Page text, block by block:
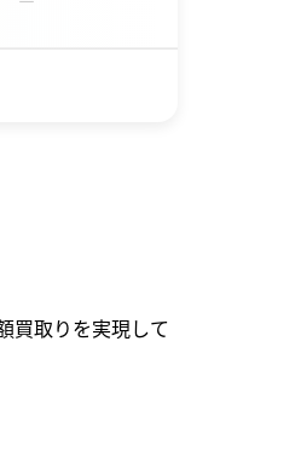
買取りを実現して